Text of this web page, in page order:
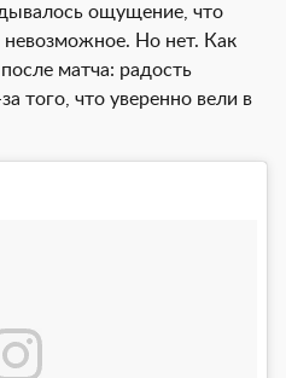
ощущение, что
невозможное. Но нет. Как
матча: радость
того, что уверенно вели в